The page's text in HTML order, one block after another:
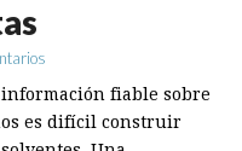
fiable sobre
es difícil construir